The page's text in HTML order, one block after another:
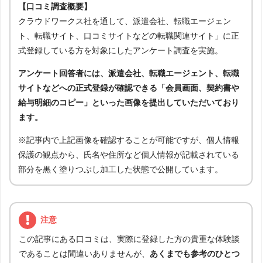
【口コミ調査概要】
クラウドワークス社を通して、派遣会社、転職エージェン
ト、転職サイト、口コミサイトなどの転職関連サイト」に正
式登録している方を対象にしたアンケート調査を実施。
アンケート回答者には、派遣会社、転職エージェント、転職
サイトなどへの正式登録が確認できる「会員画面、契約書や
給与明細のコピー」といった画像を提出していただいており
ます。
※記事内で上記画像を確認することが可能ですが、個人情報
保護の観点から、氏名や住所など個人情報が記載されている
部分を黒く塗りつぶし加工した状態で公開しています。
注意
この記事にある口コミは、実際に登録した方の貴重な体験談
であることは間違いありませんが、 あくまでも参考のひとつ